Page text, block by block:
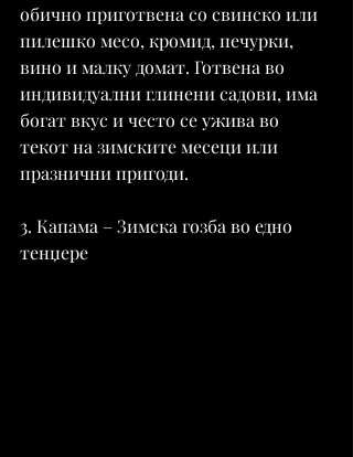
обично приготвена со свинско или
пилешко месо, кромид, печурки,
вино и малку домат. Готвена во
индивидуални глинени садови, има
богат вкус и често се ужива во
текот на зимските месеци или
празнични пригоди.
3. Капама – Зимска гозба во едно
тенџере